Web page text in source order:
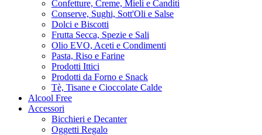
Confetture, Creme, Mieli e Canditi
Conserve, Sughi, Sott'Oli e Salse
Dolci e Biscotti
Frutta Secca, Spezie e Sali
Olio EVO, Aceti e Condimenti
Pasta, Riso e Farine
Prodotti Ittici
Prodotti da Forno e Snack
Tè, Tisane e Cioccolate Calde
Alcool Free
Accessori
Bicchieri e Decanter
Oggetti Regalo